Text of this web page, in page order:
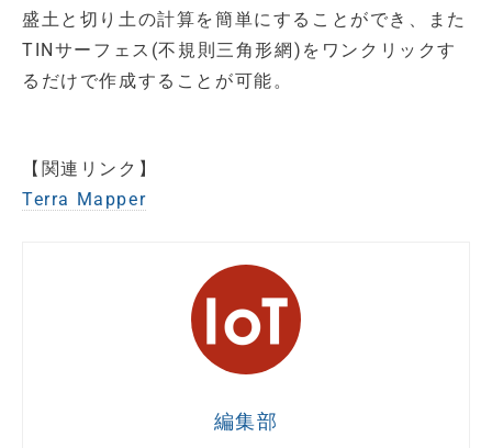
盛土と切り土の計算を簡単にすることができ、また
TINサーフェス(不規則三角形網)をワンクリックす
るだけで作成することが可能。
【関連リンク】
Terra Mapper
編集部